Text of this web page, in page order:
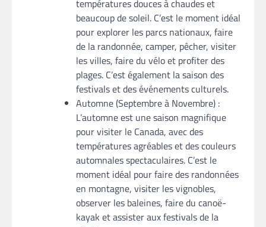
températures douces à chaudes et
beaucoup de soleil. C’est le moment idéal
pour explorer les parcs nationaux, faire
de la randonnée, camper, pêcher, visiter
les villes, faire du vélo et profiter des
plages. C’est également la saison des
festivals et des événements culturels.
Automne (Septembre à Novembre) :
L’automne est une saison magnifique
pour visiter le Canada, avec des
températures agréables et des couleurs
automnales spectaculaires. C’est le
moment idéal pour faire des randonnées
en montagne, visiter les vignobles,
observer les baleines, faire du canoë-
kayak et assister aux festivals de la